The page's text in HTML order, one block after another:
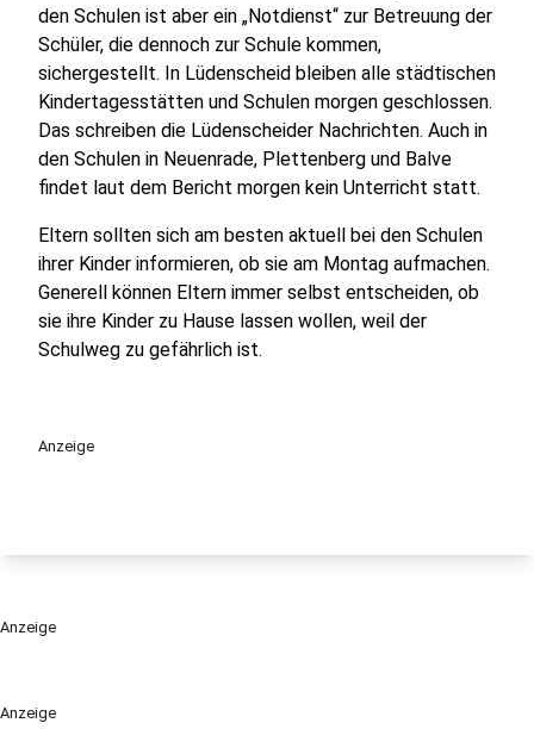
Anzeige
den Schulen ist aber ein „Notdienst“ zur Betreuung der
Schüler, die dennoch zur Schule kommen,
sichergestellt. In Lüdenscheid bleiben alle städtischen
Kindertagesstätten und Schulen morgen geschlossen.
Das schreiben die Lüdenscheider Nachrichten. Auch in
den Schulen in Neuenrade, Plettenberg und Balve
findet laut dem Bericht morgen kein Unterricht statt.
Eltern sollten sich am besten aktuell bei den Schulen
ihrer Kinder informieren, ob sie am Montag aufmachen.
Generell können Eltern immer selbst entscheiden, ob
sie ihre Kinder zu Hause lassen wollen, weil der
Schulweg zu gefährlich ist.
Anzeige
Anzeige